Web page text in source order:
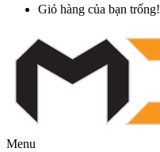
Giỏ hàng của bạn trống!
Menu